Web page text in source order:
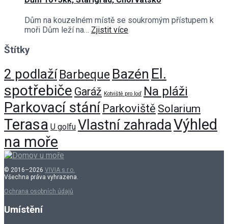
Dům na kouzelném místě se soukromým přístupem k
moři Dům leží na… Zjistit více
Štítky
2 podlaží Barbeque Bazén El.
spotřebiče Garáž Kotviště pro loď Na pláži
Parkovací stání Parkoviště Solarium
Terasa U golfu Vlastní zahradaVýhled
na moře
© 2016–2026 VIVIA s.r.o.
Všechna práva vyhrazena.
Ochrana osobních údajů
Umístění